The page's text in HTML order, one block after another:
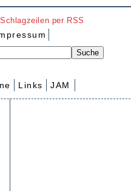
Schlagzeilen per RSS
Links JAM